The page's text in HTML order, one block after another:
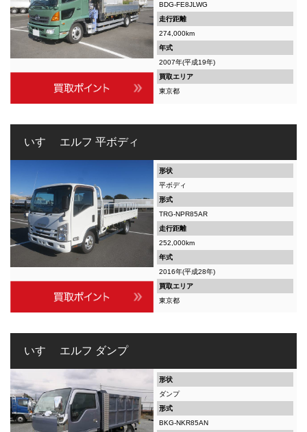
BDG-FE8JLWG
走行距離
274,000km
年式
2007年(平成19年)
買取エリア
東京都
いすゞ エルフ 平ボディ
形状
平ボディ
形式
TRG-NPR85AR
走行距離
252,000km
年式
2016年(平成28年)
買取エリア
東京都
いすゞ エルフ ダンプ
形状
ダンプ
形式
BKG-NKR85AN